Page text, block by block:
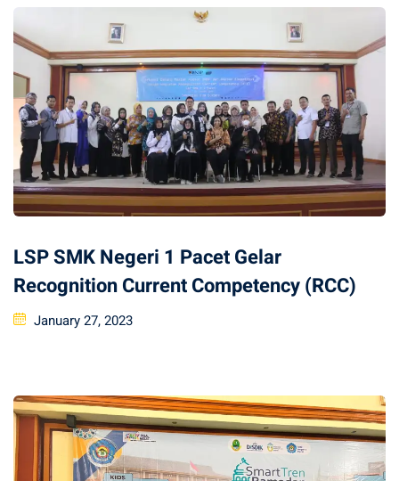
LSP SMK Negeri 1 Pacet Gelar
Recognition Current Competency (RCC)
Posted
January 27, 2023